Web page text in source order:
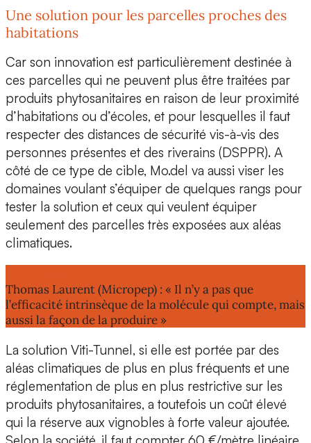
Une solution pour les parcelles proches des
habitations
Car son innovation est particulièrement destinée à
ces parcelles qui ne peuvent plus être traitées par
produits phytosanitaires en raison de leur proximité
d’habitations ou d’écoles, et pour lesquelles il faut
respecter des distances de sécurité vis-à-vis des
personnes présentes et des riverains (DSPPR). A
côté de ce type de cible, Mo.del va aussi viser les
domaines voulant s’équiper de quelques rangs pour
tester la solution et ceux qui veulent équiper
seulement des parcelles très exposées aux aléas
climatiques.
Thomas Laurent (Micropep) : « Il n’y a pas que
l’efficacité intrinsèque de la molécule qui compte, mais
aussi la façon de la produire »
La solution Viti-Tunnel, si elle est portée par des
aléas climatiques de plus en plus fréquents et une
réglementation de plus en plus restrictive sur les
produits phytosanitaires, a toutefois un coût élevé
qui la réserve aux vignobles à forte valeur ajoutée.